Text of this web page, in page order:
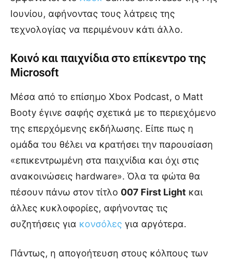
Ιουνίου, αφήνοντας τους λάτρεις της
τεχνολογίας να περιμένουν κάτι άλλο.
Κοινό και παιχνίδια στο επίκεντρο της
Microsoft
Μέσα από το επίσημο Xbox Podcast, ο Matt
Booty έγινε σαφής σχετικά με το περιεχόμενο
της επερχόμενης εκδήλωσης. Είπε πως η
ομάδα του θέλει να κρατήσει την παρουσίαση
«επικεντρωμένη στα παιχνίδια και όχι στις
ανακοινώσεις hardware». Όλα τα φώτα θα
πέσουν πάνω στον τίτλο 007 First Light και
άλλες κυκλοφορίες, αφήνοντας τις
συζητήσεις για κονσόλες για αργότερα.
Πάντως, η απογοήτευση στους κόλπους των